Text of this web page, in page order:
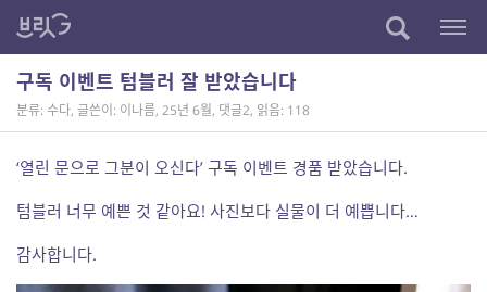
구독 이벤트 텀블러 잘 받았습니다
분류: 수다, 글쓴이: 이나름, 25년 6월, 댓글2, 읽음: 118
‘열린 문으로 그분이 오신다’ 구독 이벤트 경품 받았습니다.
텀블러 너무 예쁜 것 같아요! 사진보다 실물이 더 예쁩니다…
감사합니다.